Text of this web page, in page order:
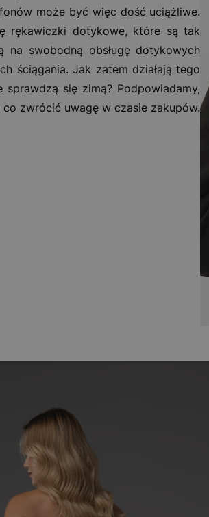
może być więc dość uciążliwe.
rękawiczki dotykowe, które są tak
na swobodną obsługę dotykowych
ściągania. Jak zatem działają tego
się zimą? Podpowiadamy,
co zwrócić uwagę w czasie zakupów.